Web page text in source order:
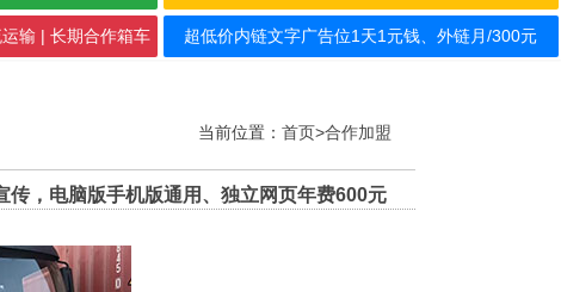
输 | 长期合作箱车 超低价内链文字广告位1天1元钱、外链月/300元
当前位置： 首页>合作加盟
传，电脑版手机版通用、独立网页年费600元